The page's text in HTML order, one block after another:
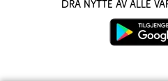
Dra nytte av alle